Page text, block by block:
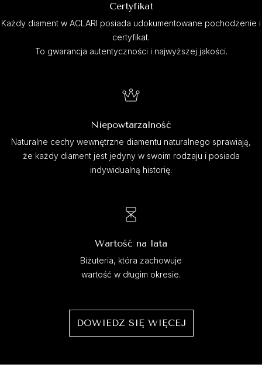
Certyfikat
Każdy diament w ACLARI posiada udokumentowane pochodzenie i
certyfikat.
To gwarancja autentyczności i najwyższej jakości.
Niepowtarzalność
Naturalne cechy wewnętrzne diamentu naturalnego sprawiają,
że każdy diament jest jedyny w swoim rodzaju i posiada
indywidualną historię.
Wartość na lata
Biżuteria, która zachowuje
wartość w długim okresie.
DOWIEDZ SIĘ WIĘCEJ